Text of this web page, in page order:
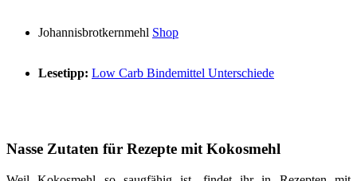
Johannisbrotkernmehl Shop
Lesetipp: Low Carb Bindemittel Unterschiede
Nasse Zutaten für Rezepte mit Kokosmehl